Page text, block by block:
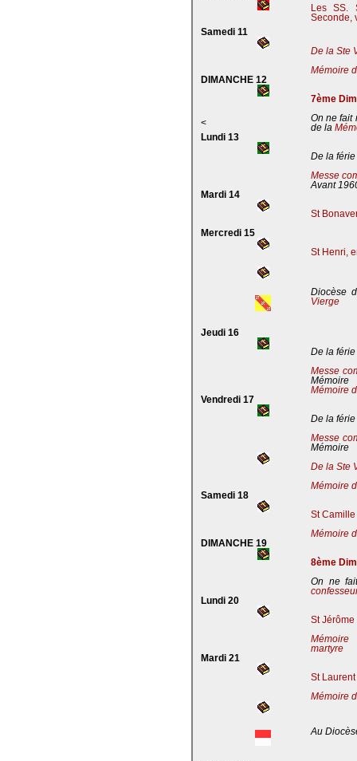
Les SS.
Seconde,
Samedi 11
De la Ste
Mémoire
DIMANCHE 12
7ème
<
On ne fait
de la
Lundi 13
De la férie
Messe
Avant
Mardi 14
St
Mercredi 15
St Henri,
Diocèse
Vierge
Jeudi 16
De la férie
Messe
Mémoire
Mémoire
Vendredi 17
De la férie
Messe
Mémoire
De la Ste
Mémoire
Samedi 18
St
Mémoire
DIMANCHE 19
8ème
On ne
Lundi 20
St
Mémoire
martyre
Mardi 21
St
Mémoire
Au